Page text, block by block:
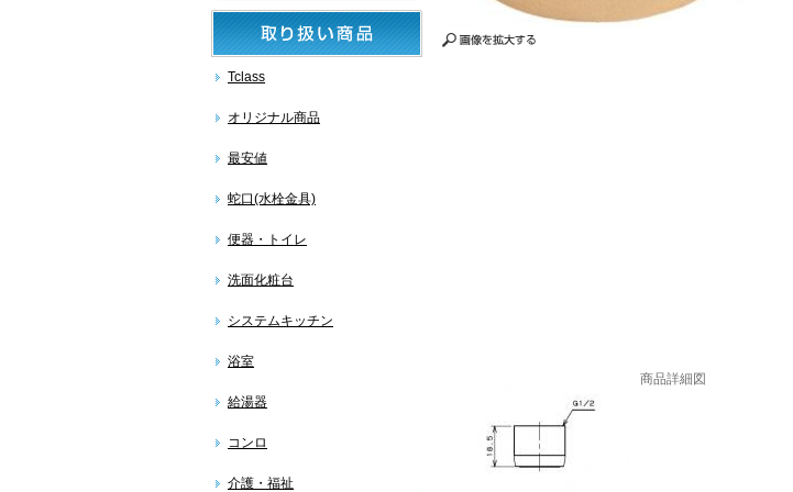
Tclass
オリジナル商品
最安値
蛇口(水栓金具)
便器・トイレ
洗面化粧台
システムキッチン
浴室
給湯器
コンロ
介護・福祉
商品詳細図